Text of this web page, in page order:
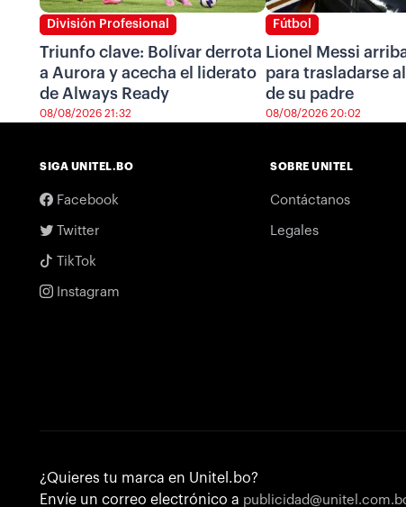
División Profesional
Triunfo clave: Bolívar derrota
a Aurora y acecha el liderato
de Always Ready
08/08/2026 21:32
Fútbol
Lionel Messi
para trasladarse
de su padre
08/08/2026 20:02
SIGA UNITEL.BO
Facebook
Twitter
TikTok
Instagram
SOBRE UNITEL
Contáctanos
Legales
¿Quieres tu marca en Unitel.bo?
Envíe un correo electrónico a